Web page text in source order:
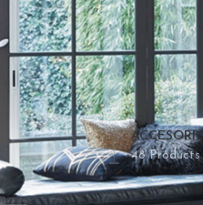
48 Products